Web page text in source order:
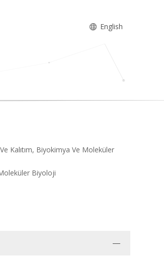
English
Kalıtım, Biyokimya Ve Moleküler
Biyoloji